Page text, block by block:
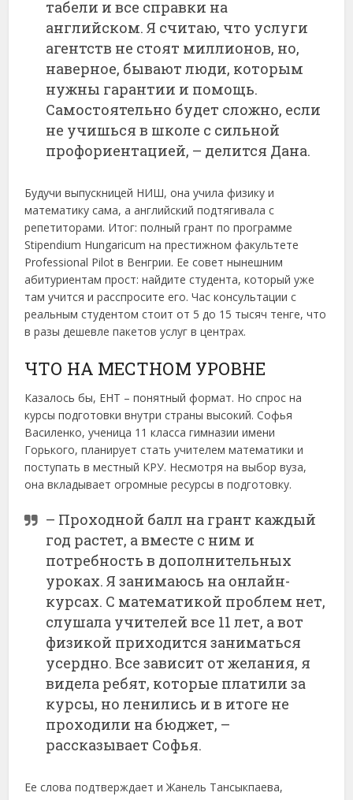
табели и все справки на
английском. Я считаю, что услуги
агентств не стоят миллионов, но,
наверное, бывают люди, которым
нужны гарантии и помощь.
Самостоятельно будет сложно, если
не учишься в школе с сильной
профориентацией, – делится Дана.
Будучи выпускницей НИШ, она учила физику и
математику сама, а английский подтягивала с
репетиторами. Итог: полный грант по программе
Stipendium Hungaricum на престижном факультете
Professional Pilot в Венгрии. Ее совет нынешним
абитуриентам прост: найдите студента, который уже
там учится и расспросите его. Час консультации с
реальным студентом стоит от 5 до 15 тысяч тенге, что
в разы дешевле пакетов услуг в центрах.
ЧТО НА МЕСТНОМ УРОВНЕ
Казалось бы, ЕНТ – понятный формат. Но спрос на
курсы подготовки внутри страны высокий. Софья
Василенко, ученица 11 класса гимназии имени
Горького, планирует стать учителем математики и
поступать в местный КРУ. Несмотря на выбор вуза,
она вкладывает огромные ресурсы в подготовку.
– Проходной балл на грант каждый
год растет, а вместе с ним и
потребность в дополнительных
уроках. Я занимаюсь на онлайн-
курсах. С математикой проблем нет,
слушала учителей все 11 лет, а вот
физикой приходится заниматься
усердно. Все зависит от желания, я
видела ребят, которые платили за
курсы, но ленились и в итоге не
проходили на бюджет, –
рассказывает Софья.
Ее слова подтверждает и Жанель Тансыкпаева,